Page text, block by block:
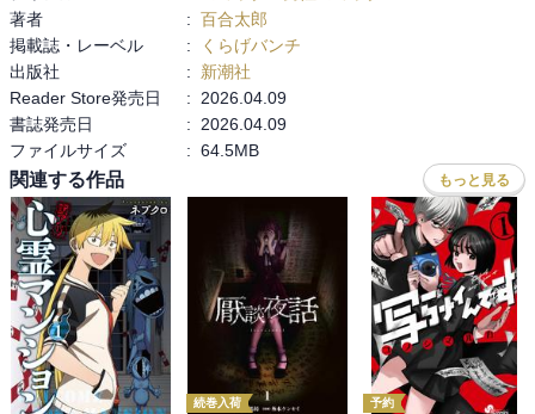
著者
: 百合太郎
掲載誌・レーベル
:
くらげバンチ
出版社
:
新潮社
Reader Store発売日
:
2026.04.09
書誌発売日
:
2026.04.09
ファイルサイズ
: 64.5MB
関連する作品 もっと見る
続巻入荷 予約